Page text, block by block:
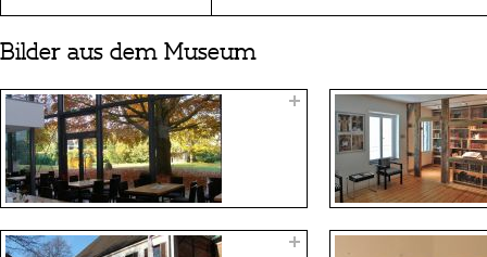
Bilder aus dem Museum